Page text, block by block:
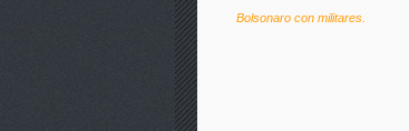
Bolsonaro con militares.